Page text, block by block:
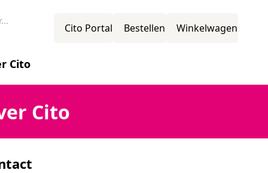
Cito
Cito
Cito Portal Bestellen Winkelwagen